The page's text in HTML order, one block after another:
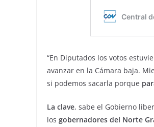
“En Diputados los votos
avanzar en la Cámara baja.
si podemos sacarla porque
La clave, sabe el Gobierno
los gobernadores del Norte